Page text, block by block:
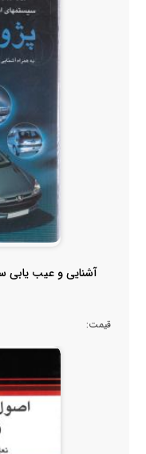
آشنایی و عیب یابی
قیمت: